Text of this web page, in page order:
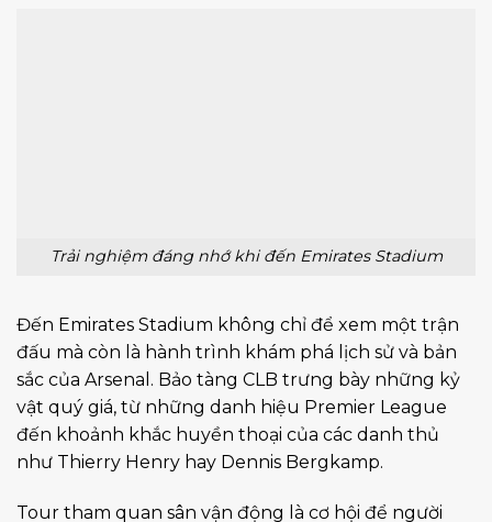
Trải nghiệm đáng nhớ khi đến Emirates Stadium
Đến Emirates Stadium không chỉ để xem một trận
đấu mà còn là hành trình khám phá lịch sử và bản
sắc của Arsenal. Bảo tàng CLB trưng bày những kỷ
vật quý giá, từ những danh hiệu Premier League
đến khoảnh khắc huyền thoại của các danh thủ
như Thierry Henry hay Dennis Bergkamp.
Tour tham quan sân vận động là cơ hội để người